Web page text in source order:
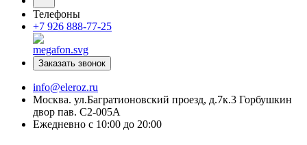
Телефоны
+7 926 888-77-25
Заказать звонок
info@eleroz.ru
Москва. ул.Багратионовский проезд, д.7к.3 Горбушкин
двор пав. C2-005A
Ежедневно с 10:00 до 20:00